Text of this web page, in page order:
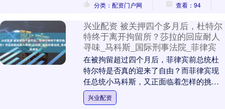
分类：配资门户网
查看：94
兴业配资 被关押四个多月后，杜特尔
特终于离开拘留所？莎拉的回应耐人
寻味_马科斯_国际刑事法院_菲律宾
在被拘留超过四个月后，菲律宾前总统杜
特尔特是否真的迎来了自由？而菲律宾现
任总统小马科斯，又正面临着怎样的挑战
呢？ 根据外媒的报道，杜特尔特这位已在
国际刑事法院拘....
兴业配资